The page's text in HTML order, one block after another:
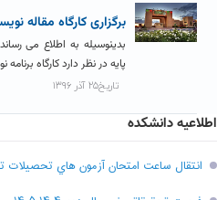
برگزاری کارگاه مقاله
بدینوسیله به اطلاع می
پایه در نظر دارد کارگاه
تاریخ۲۵ آذر ۱۳۹۶
اطلاعیه دانشکده
انتقال ساعت امتحان آزمون هاي تحصيلات